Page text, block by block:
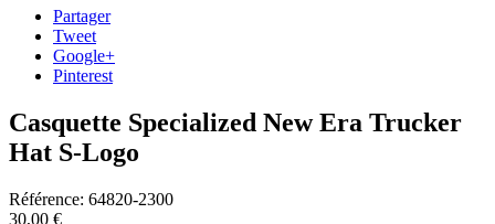
Partager
Tweet
Google+
Pinterest
Casquette Specialized New Era Trucker
Hat S-Logo
Référence: 64820-2300
30,00 €